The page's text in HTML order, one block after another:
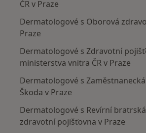
ČR v Praze
Dermatologové s Oborová
Praze
Dermatologové s Zdravotní
ministerstva vnitra ČR v Praze
Dermatologové s
Škoda v Praze
Dermatologové s Revírní
zdravotní pojišťovna v Praze